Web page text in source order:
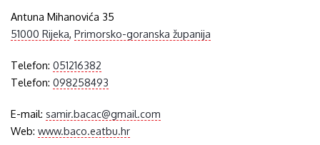
Antuna Mihanovića 35
51000 Rijeka,Primorsko-goranska županija
Telefon:051216382
Telefon:098258493
E-mail:samir.bacac@gmail.com
Web:www.baco.eatbu.hr